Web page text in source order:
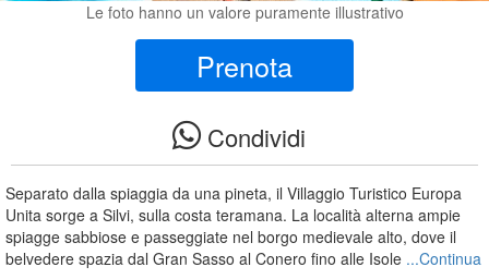
Le foto hanno un valore puramente illustrativo
Prenota
Condividi
Separato dalla spiaggia da una pineta, il Villaggio Turistico Europa
Unita sorge a Silvi, sulla costa teramana. La località alterna ampie
spiagge sabbiose e passeggiate nel borgo medievale alto, dove il
belvedere spazia dal Gran Sasso al Conero fino alle Isole ...Continua